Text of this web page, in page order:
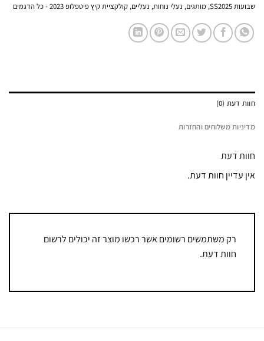
שבועות SS2025
, מותגים, נעלי נוחות, נעליים, קולקציית קיץ פיטפלופ 2023 - כל הדגמים
חוות דעת (0)
מדיניות משלוחים והחזרות
חוות דעת
אין עדיין חוות דעת.
רק משתמשים רשומים אשר רכשו מוצר זה יכולים לרשום
חוות דעת.